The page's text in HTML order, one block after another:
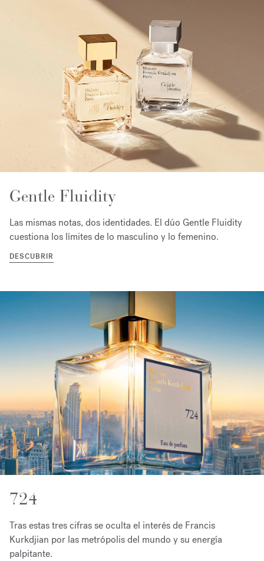
Gentle Fluidity
Las mismas notas, dos identidades. El dúo Gentle Fluidity
cuestiona los límites de lo masculino y lo femenino.
DESCUBRIR
724
Tras estas tres cifras se oculta el interés de Francis
Kurkdjian por las metrópolis del mundo y su energía
palpitante.